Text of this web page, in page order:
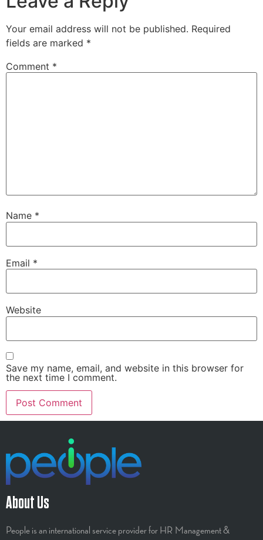
Your email address will not be published. Required
fields are marked *
Comment *
Name *
Email *
Website
Save my name, email, and website in this browser for
the next time I comment.
About Us
People is an international service provider for HR Management &